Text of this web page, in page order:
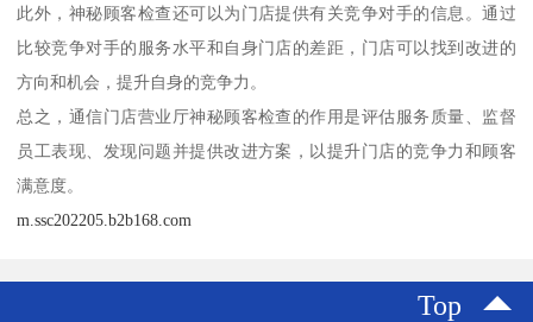
此外，神秘顾客检查还可以为门店提供有关竞争对手的信息。通过
比较竞争对手的服务水平和自身门店的差距，门店可以找到改进的
方向和机会，提升自身的竞争力。
总之，通信门店营业厅神秘顾客检查的作用是评估服务质量、监督
员工表现、发现问题并提供改进方案，以提升门店的竞争力和顾客
满意度。
m.ssc202205.b2b168.com
Top